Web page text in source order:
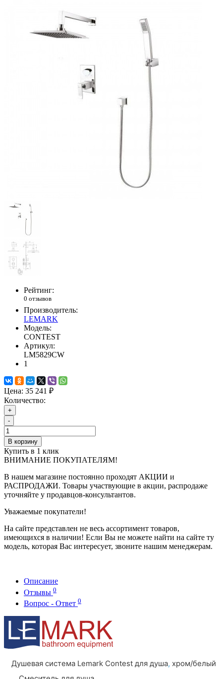
Рейтинг:
0 отзывов
Производитель:
LEMARK
Модель:
CONTEST
Артикул:
LM5829CW
1
Цена: 35 241 ₽
Количество:
+
-
В корзину
Купить в 1 клик
ВНИМАНИЕ ПОКУПАТЕЛЯМ!
В нашем магазине постоянно проходят АКЦИИ и
РАСПРОДАЖИ. Товары участвующие в акции, распродаже
уточняйте у продавцов-консультантов.
Уважаемые покупатели!
На сайте представлен не весь ассортимент товаров,
имеющихся в наличии! Если Вы не можете найти на сайте ту
модель, которая Вас интересует, звоните нашим менеджерам.
Описание
Отзывы 0
Вопрос - Ответ 0
Душевая система Lemark Contest для душа, хром/белый